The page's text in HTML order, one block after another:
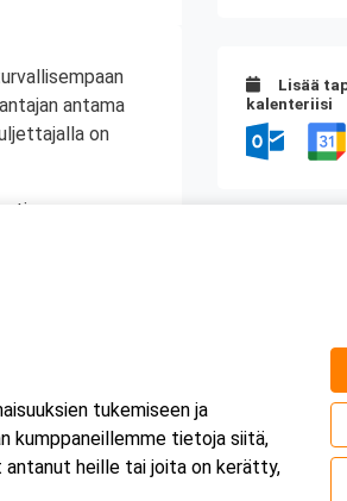
antama
on
Lisää
kalenteriisi
tukemiseen ja
kumppaneillemme tietoja siitä,
heille tai joita on kerätty,